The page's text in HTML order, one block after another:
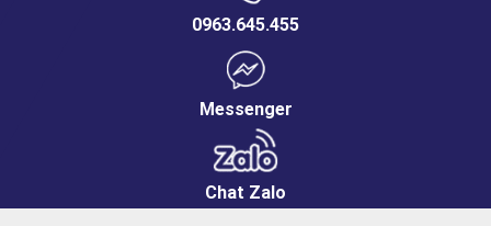
0963.645.455
Messenger
Chat Zalo